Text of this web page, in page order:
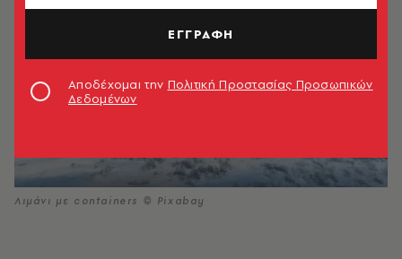
Λιμάνι με containers © Pixabay
ΕΓΓΡΑΦΗ
Αποδέχομαι την Πολιτική Προστασίας Προσωπικών
Δεδομένων